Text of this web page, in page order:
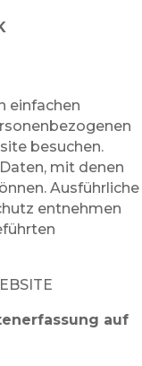
einfachen
besuchen.
mit denen
Ausführliche
entnehmen
auf